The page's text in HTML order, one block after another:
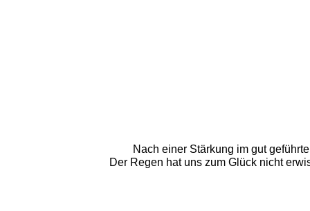
Nach einer Stärkung im gut
Der Regen hat uns zum Glück nicht